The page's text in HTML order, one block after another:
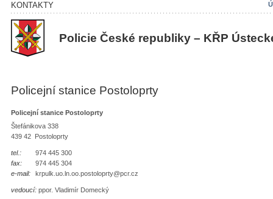
KONTAKTY
Policie České republiky – KŘP
Policejní stanice Postoloprty
Policejní stanice Postoloprty
Štefánikova 338
439 42 Postoloprty
tel.:
974 445 300
fax:
974 445 304
e-mail:
krpulk.uo.ln.oo.postoloprty@pcr.cz
vedoucí: ppor. Vladimír Domecký